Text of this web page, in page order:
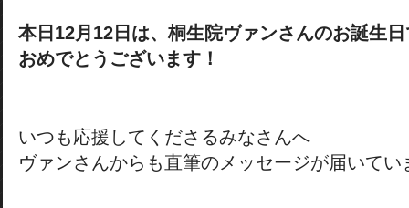
本日12月12日は、桐生院ヴァンさんのお誕生
おめでとうございます！
いつも応援してくださるみなさんへ
ヴァンさんからも直筆のメッセージが届いてい